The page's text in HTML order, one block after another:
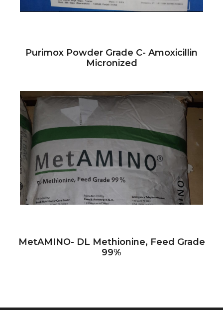
Purimox Powder Grade C- Amoxicillin
Micronized
MetAMINO- DL Methionine, Feed Grade
99%